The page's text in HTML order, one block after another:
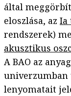
által
eloszlása, az Ia
rendszerek)
akusztikus
A BAO az
univerzumban
lenyomatait